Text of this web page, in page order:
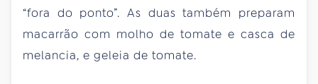
“fora do ponto”. As duas também preparam
macarrão com molho de tomate e casca de
melancia, e geleia de tomate.